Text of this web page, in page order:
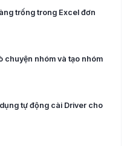
trống trong Excel đơn
chuyện nhóm và tạo nhóm
tự động cài Driver cho